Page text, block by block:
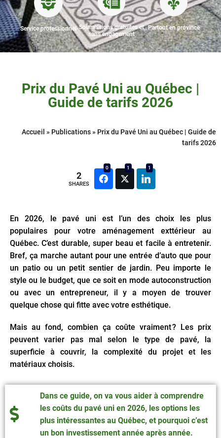
Service professionnel Soumissions gratuites et
sans engagement
Partout en province
Prix du Pavé Uni au Québec |
Guide de tarifs 2026
Accueil » Publications » Prix du Pavé Uni au Québec | Guide de
tarifs 2026
2
SHARES
0 1 1
En 2026, le pavé uni est l’un des choix les plus
populaires pour votre aménagement exttérieur au
Québec. C’est durable, super beau et facile à entretenir.
Bref, ça marche autant pour une entrée d’auto que pour
un patio ou un petit sentier de jardin. Peu importe le
style ou le budget, que ce soit en mode autoconstruction
ou avec un entrepreneur, il y a moyen de trouver
quelque chose qui fitte avec votre esthétique.
Mais au fond, combien ça coûte vraiment ? Les prix
peuvent varier pas mal selon le type de pavé, la
superficie à couvrir, la complexité du projet et les
matériaux choisis.
Dans ce guide, on va vous aider à comprendre
les coûts du pavé uni en 2026, les options les
plus intéressantes au Québec, et pourquoi c’est
un bon investissement année après année.